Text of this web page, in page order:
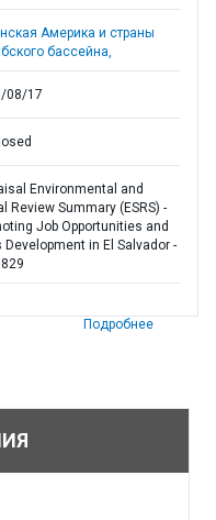
Америка и страны
бассейна,
08/17
Environmental and
Review Summary (ESRS) -
Job Opportunities and
Development in El Salvador -
Подробнее